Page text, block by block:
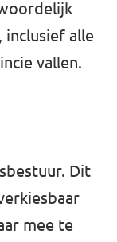
alle
vallen.
Dit
mee te